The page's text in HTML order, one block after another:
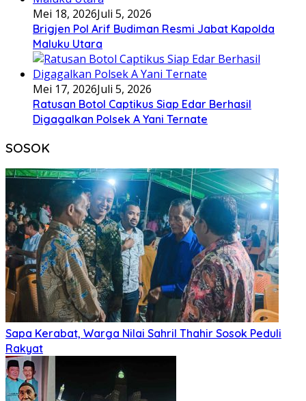
Mei 18, 2026Juli 5, 2026
Brigjen Pol Arif Budiman Resmi Jabat Kapolda
Maluku Utara
Mei 17, 2026Juli 5, 2026
Ratusan Botol Captikus Siap Edar Berhasil
Digagalkan Polsek A Yani Ternate
SOSOK
Sapa Kerabat, Warga Nilai Sahril Thahir Sosok Peduli
Rakyat